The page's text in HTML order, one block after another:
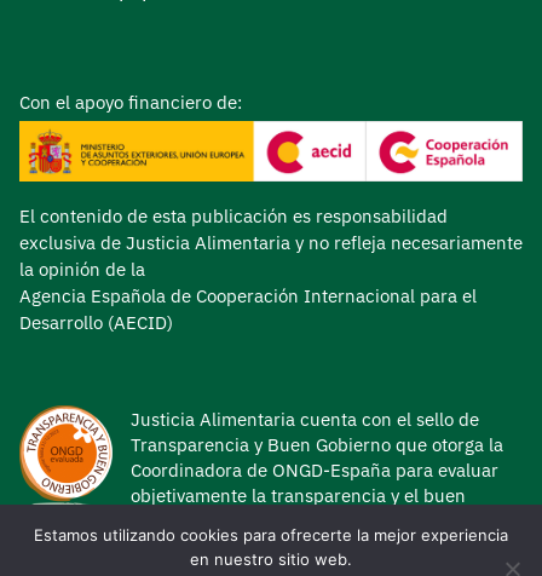
Con el apoyo financiero de:
El contenido de esta publicación es responsabilidad
exclusiva de Justicia Alimentaria y no refleja necesariamente
la opinión de la
Agencia Española de Cooperación Internacional para el
Desarrollo (AECID)
Justicia Alimentaria cuenta con el sello de
Transparencia y Buen Gobierno que otorga la
Coordinadora de ONGD-España para evaluar
objetivamente la transparencia y el buen
Estamos utilizando cookies para ofrecerte la mejor experiencia
en nuestro sitio web.